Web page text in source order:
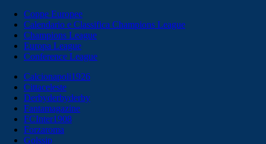
Coppe Europee
Calendario e Classifica Champions League
Champions League
Europa League
Conference League
Calcionapoli1926
Cittaceleste
Derbyderbyderby
Fantamagazine
FCInter1908
Forzaroma
Golssip